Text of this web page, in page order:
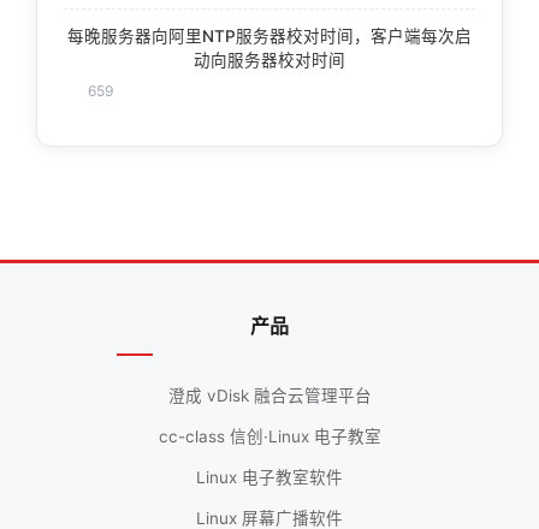
每晚服务器向阿里NTP服务器校对时间，客户端每次启
动向服务器校对时间
659
产品
澄成 vDisk 融合云管理平台
cc-class 信创·Linux 电子教室
Linux 电子教室软件
Linux 屏幕广播软件